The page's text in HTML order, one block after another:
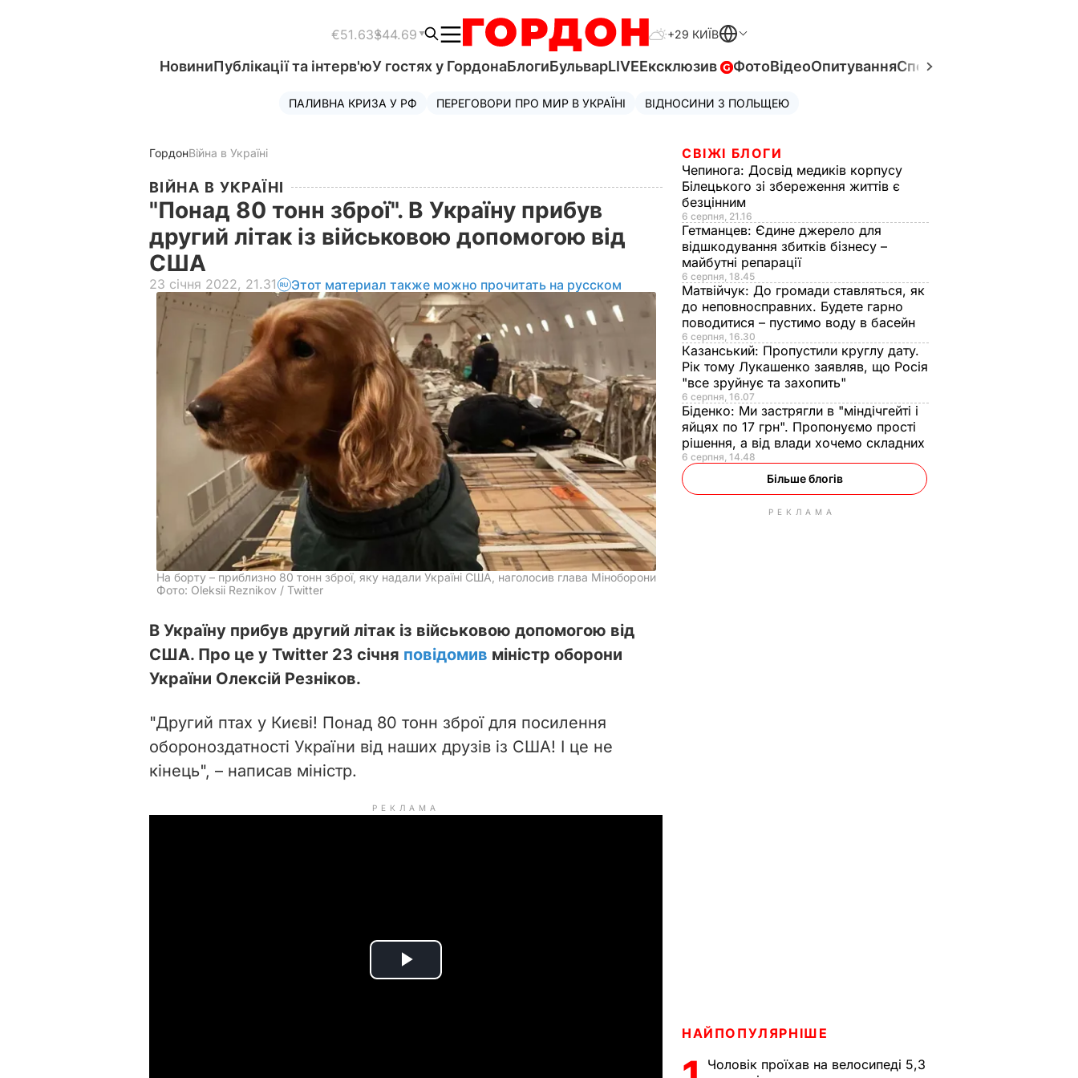
€51.63$44.69 +29 КИЇВ
НовиниПублікації та інтерв'юУ гостях у ГордонаБлогиБульварLIVEЕксклюзив ФотоВідеоОпитуванняСпецпроєкти
ПАЛИВНА КРИЗА У РФ ПЕРЕГОВОРИ ПРО МИР В УКРАЇНІ ВІДНОСИНИ З ПОЛЬЩЕЮ
ГордонВійна в Україні
ВІЙНА В УКРАЇНІ
"Понад 80 тонн зброї". В Україну прибув
другий літак із військовою допомогою від
США
23 січня 2022, 21.31 Этот материал также можно прочитать на русском
На борту – приблизно 80 тонн зброї, яку надали Україні США, наголосив глава Міноборони
Фото: Oleksii Reznikov / Twitter
В Україну прибув другий літак із військовою допомогою від
США. Про це у Twitter 23 січня повідомив міністр оборони
України Олексій Резніков.
"Другий птах у Києві! Понад 80 тонн зброї для посилення
обороноздатності України від наших друзів із США! І це не
кінець", – написав міністр.
РЕКЛАМА
P
СВІЖІ БЛОГИ
Чепинога: Досвід медиків корпусу
Білецького зі збереження життів є
безцінним
6 серпня, 21.16
Гетманцев: Єдине джерело для
відшкодування збитків бізнесу –
майбутні репарації
6 серпня, 18.45
Матвійчук: До громади ставляться, як
до неповносправних. Будете гарно
поводитися – пустимо воду в басейн
6 серпня, 16.30
Казанський: Пропустили круглу дату.
Рік тому Лукашенко заявляв, що Росія
"все зруйнує та захопить"
6 серпня, 16.07
Біденко: Ми застрягли в "міндічгейті і
яйцях по 17 грн". Пропонуємо прості
рішення, а від влади хочемо складних
6 серпня, 14.48
Більше блогів
РЕКЛАМА
НАЙПОПУЛЯРНІШЕ
Чоловік проїхав на велосипеді 5,3